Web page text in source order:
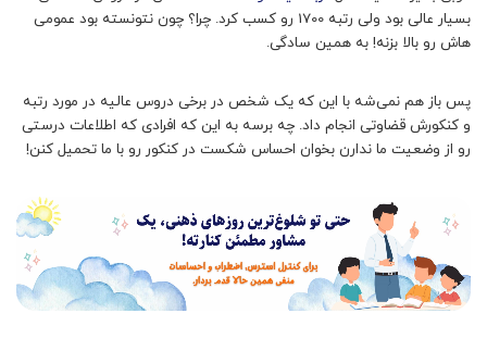
بسیار عالی بود ولی رتبه 1700 رو کسب کرد. چرا؟ چون نتونسته بود عمومی
هاش رو بالا بزنه! به همین سادگی.
پس باز هم نمی‌شه با این که یک شخص در برخی دروس عالیه در مورد رتبه
و کنکورش قضاوتی انجام داد. چه برسه به این که افرادی که اطلاعات درستی
رو از وضعیت ما ندارن بخوان احساس شکست در کنکور رو با ما تحمیل کنن!